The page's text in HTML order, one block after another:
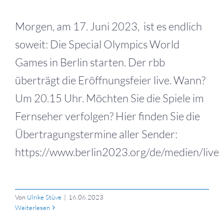
Morgen, am 17. Juni 2023, ist es endlich
soweit: Die Special Olympics World
Games in Berlin starten. Der rbb
überträgt die Eröffnungsfeier live. Wann?
Um 20.15 Uhr. Möchten Sie die Spiele im
Fernseher verfolgen? Hier finden Sie die
Übertragungstermine aller Sender:
https://www.berlin2023.org/de/medien/live
Von Ulrike Stüve | 16.06.2023
Weiterlesen